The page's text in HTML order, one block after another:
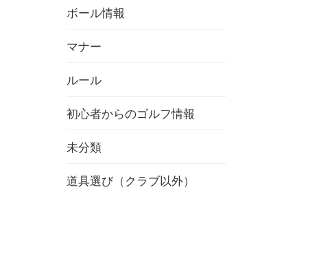
ボール情報
マナー
ルール
初心者からのゴルフ情報
未分類
道具選び（クラブ以外）